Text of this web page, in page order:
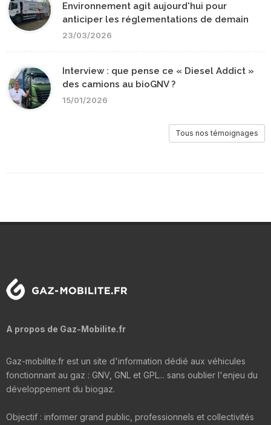
Environnement agit aujourd'hui pour
anticiper les réglementations de demain
23/03/2026
Interview : que pense ce « Diesel Addict »
des camions au bioGNV ?
15/01/2026
Tous nos témoignages
A propos de Gaz-Mobilite.fr
Gaz-mobilite.fr est un site d'information dédié aux véhicules
fonctionnant au gaz : GNV, GNL et GPL... sans oublier l'enjeu du
développement du biogaz.
Objectif : informer grand public, professionnels et collectivités